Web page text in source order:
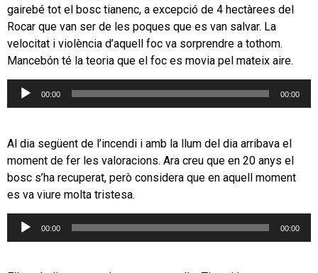
gairebé tot el bosc tianenc, a excepció de 4 hectàrees del
Rocar que van ser de les poques que es van salvar. La
velocitat i violència d’aquell foc va sorprendre a tothom.
Mancebón té la teoria que el foc es movia pel mateix aire.
Reproductor
00:00 00:00
Al dia següent de l’incendi i amb la llum del dia arribava el
moment de fer les valoracions. Ara creu que en 20 anys el
bosc s’ha recuperat, però considera que en aquell moment
es va viure molta tristesa.
Reproductor
00:00 00:00